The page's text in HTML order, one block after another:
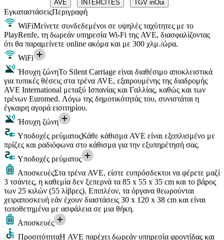
AVE INTERCITÉS TGV inOui
ΕγκαταστάσειςΠεριγραφή
WiFiΜείνετε συνδεδεμένοι σε υψηλές ταχύτητες με το
PlayRenfe, τη δωρεάν υπηρεσία Wi-Fi της AVE, διασφαλίζοντας
ότι θα παραμείνετε online ακόμα και με 300 χλμ./ώρα.
WiFi
Ήσυχη ζώνηΤο Silent Carriage είναι διαθέσιμο αποκλειστικά
για τυπικές θέσεις στα τρένα AVE, εξαιρουμένης της διαδρομής
AVE International μεταξύ Ισπανίας και Γαλλίας, καθώς και των
τρένων Euromed. Λόγω της δημοτικότητάς του, συνιστάται η
έγκαιρη αγορά εισιτηρίου.
Ήσυχη ζώνη
Υποδοχές ρεύματοςΚάθε κάθισμα AVE είναι εξοπλισμένο με
πρίζες και ραδιόφωνα στο κάθισμα για την εξυπηρέτησή σας.
Υποδοχές ρεύματος
ΑποσκευέςΣτα τρένα AVE, είστε ευπρόσδεκτοι να φέρετε μαζί
3 τσάντες, η καθεμία δεν ξεπερνά τα 85 x 55 x 35 cm και το βάρος
των 25 κιλών (55 λίβρες). Επιπλέον, τα όργανα θεωρούνται
χειραποσκευή εάν έχουν διαστάσεις 30 x 120 x 38 cm και είναι
τοποθετημένα με ασφάλεια σε μια θήκη.
Αποσκευές
ΠροσιτότηταΗ AVE παρέχει δωρεάν υπηρεσία φροντίδας και